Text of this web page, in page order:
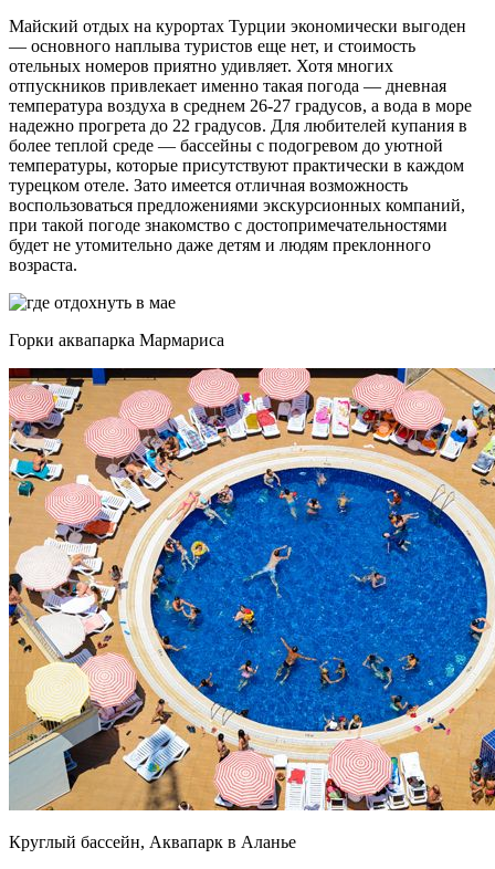
Майский отдых на курортах Турции экономически выгоден
— основного наплыва туристов еще нет, и стоимость
отельных номеров приятно удивляет. Хотя многих
отпускников привлекает именно такая погода — дневная
температура воздуха в среднем 26-27 градусов, а вода в море
надежно прогрета до 22 градусов. Для любителей купания в
более теплой среде — бассейны с подогревом до уютной
температуры, которые присутствуют практически в каждом
турецком отеле. Зато имеется отличная возможность
воспользоваться предложениями экскурсионных компаний,
при такой погоде знакомство с достопримечательностями
будет не утомительно даже детям и людям преклонного
возраста.
Горки аквапарка Мармариса
Круглый бассейн, Аквапарк в Аланье